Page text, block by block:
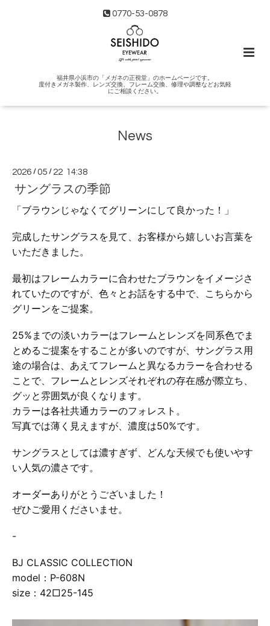
0770-53-0878
福井県小浜市の「メガネの正視堂」のホームページです。
度付きメガネ製作、レンズ交換、フレーム交換、修理や調整などお気軽
にご相談ください。
News
2026 /05 / 22 14:38
サングラスの季節
「ブラウンじゃなくてグリーンにして良かった！」
完成したサングラスを見て、お客様から嬉しいお言葉を
いただきました。
最初はフレームカラーに合わせたブラウンをイメージさ
れていたのですが、色々とお話をする中で、こちらから
グリーンをご提案。
25%までの淡いカラーはフレームとレンズを同系色でま
とめるご提案をすることが多いのですが、サングラス用
途の場合は、あえてフレームと異なるカラーを合わせる
ことで、フレームとレンズそれぞれの存在感が際立ち、
グッと雰囲気が良くなります。
カラーは各社共通カラーのフォレスト。
写真では薄く見えますが、濃度は50%です。
サングラスとしては濃すぎず、どんな天候でも使いやす
い人気の濃さです。
オーダーありがとうございました！
ぜひご愛用くださいませ。
-
BJ CLASSIC COLLECTION
model：P-608N
size：42□25-145